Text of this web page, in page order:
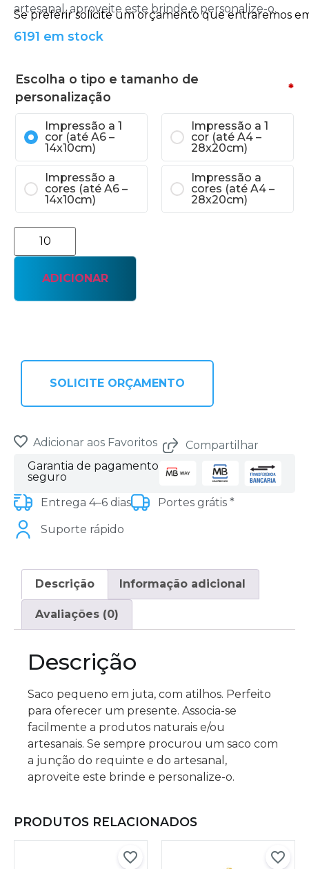
artesanal, aproveite este brinde e personalize-o.
6191 em stock
Escolha o tipo e tamanho de
personalização
*
Impressão a 1
cor (até A6 –
14x10cm)
Impressão a 1
cor (até A4 –
28x20cm)
Impressão a
cores (até A6 –
14x10cm)
Impressão a
cores (até A4 –
28x20cm)
ADICIONAR
SOLICITE ORÇAMENTO
Adicionar aos Favoritos
Compartilhar
Garantia de pagamento
seguro
Entrega 4–6 dias
Portes grátis *
Suporte rápido
Descrição Informação adicional
Avaliações (0)
Descrição
Saco pequeno em juta, com atilhos. Perfeito
para oferecer um presente. Associa-se
facilmente a produtos naturais e/ou
artesanais. Se sempre procurou um saco com
a junção do requinte e do artesanal,
aproveite este brinde e personalize-o.
PRODUTOS RELACIONADOS